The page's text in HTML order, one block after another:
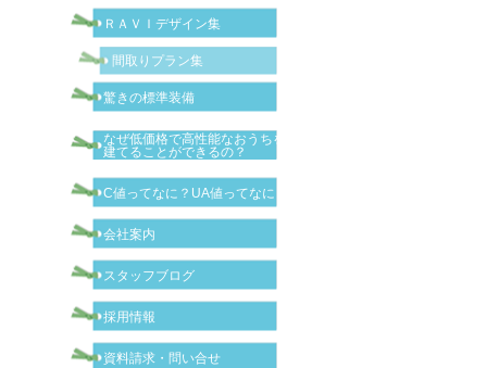
ＲＡＶＩデザイン集
間取りプラン集
驚きの標準装備
なぜ低価格で高性能なおうちを
建てることができるの？
C値ってなに？UA値ってなに？
会社案内
スタッフブログ
採用情報
資料請求・問い合せ